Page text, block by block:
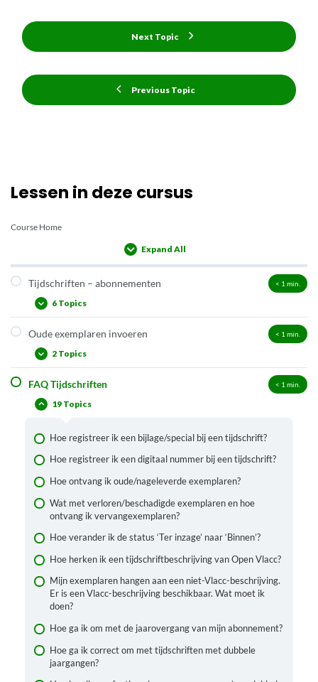
Previous Topic
Next Topic
Lessen in deze cursus
Course Home
Expand All
Tijdschriften – abonnementen < 1 min.
6 Topics
Hoe werkt de tijdschriftenmodule van Wise?
Opzoeken van een tijdschrift
Registreren van een tijdschriftabonnement
Ontvangen van exemplaren
Stopzetten van een tijdschriftabonnement
Oude exemplaren invoeren < 1 min.
2 Topics
Retro invoer
Ingebonden jaargangen
FAQ Tijdschriften < 1 min.
19 Topics
Hoe registreer ik een bijlage/special bij een tijdschrift?
Hoe registreer ik een digitaal nummer bij een tijdschrift?
Hoe ontvang ik oude/nageleverde exemplaren?
Wat met verloren/beschadigde exemplaren en hoe
ontvang ik vervangexemplaren?
Hoe verander ik de status ‘Ter inzage’ naar ‘Binnen’?
Hoe herken ik een tijdschriftbeschrijving van Open Vlacc?
Mijn exemplaren hangen aan een niet-Vlacc-beschrijving.
Er is een Vlacc-beschrijving beschikbaar. Wat moet ik
doen?
Hoe ga ik om met de jaarovergang van mijn abonnement?
Hoe ga ik correct om met tijdschriften met dubbele
jaargangen?